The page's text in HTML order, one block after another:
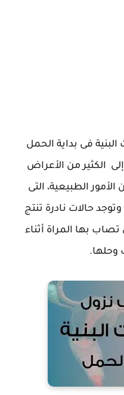
فى بداية الحمل
الكثير من الأعراض
الأمور الطبيعية، التى
حالات نادرة تنتج
بها المراة أثناء
وحلها.